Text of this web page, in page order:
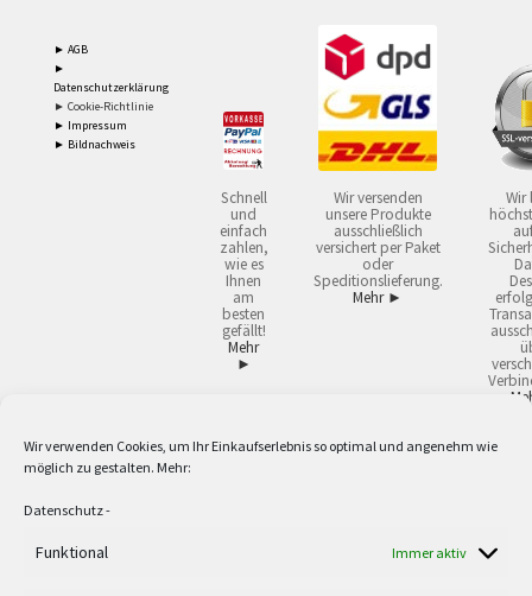
Wir verwenden Cookies, um Ihr Einkaufserlebnis so optimal und angenehm wie
möglich zu gestalten. Mehr:
Datenschutz-
Funktional Immer aktiv
► AGB
►
Datenschutzerklärung
► Cookie-Richtlinie
► Impressum
► Bildnachweis
Schnell
und
einfach
zahlen,
wie es
Ihnen
am
besten
gefällt!
Mehr
►
Wir versenden
unsere Produkte
ausschließlich
versichert per Paket
oder
Speditionslieferung.
Mehr ►
Wir
2 Lieferzeiten gelten mit Express-24.
Versandkostenfrei ab 59,90 € Nettowarenwert. Inseln ausgenommen. Unsere
Berufe zur Verwendung in der selbständigen, beruflichen oder gewerblichen